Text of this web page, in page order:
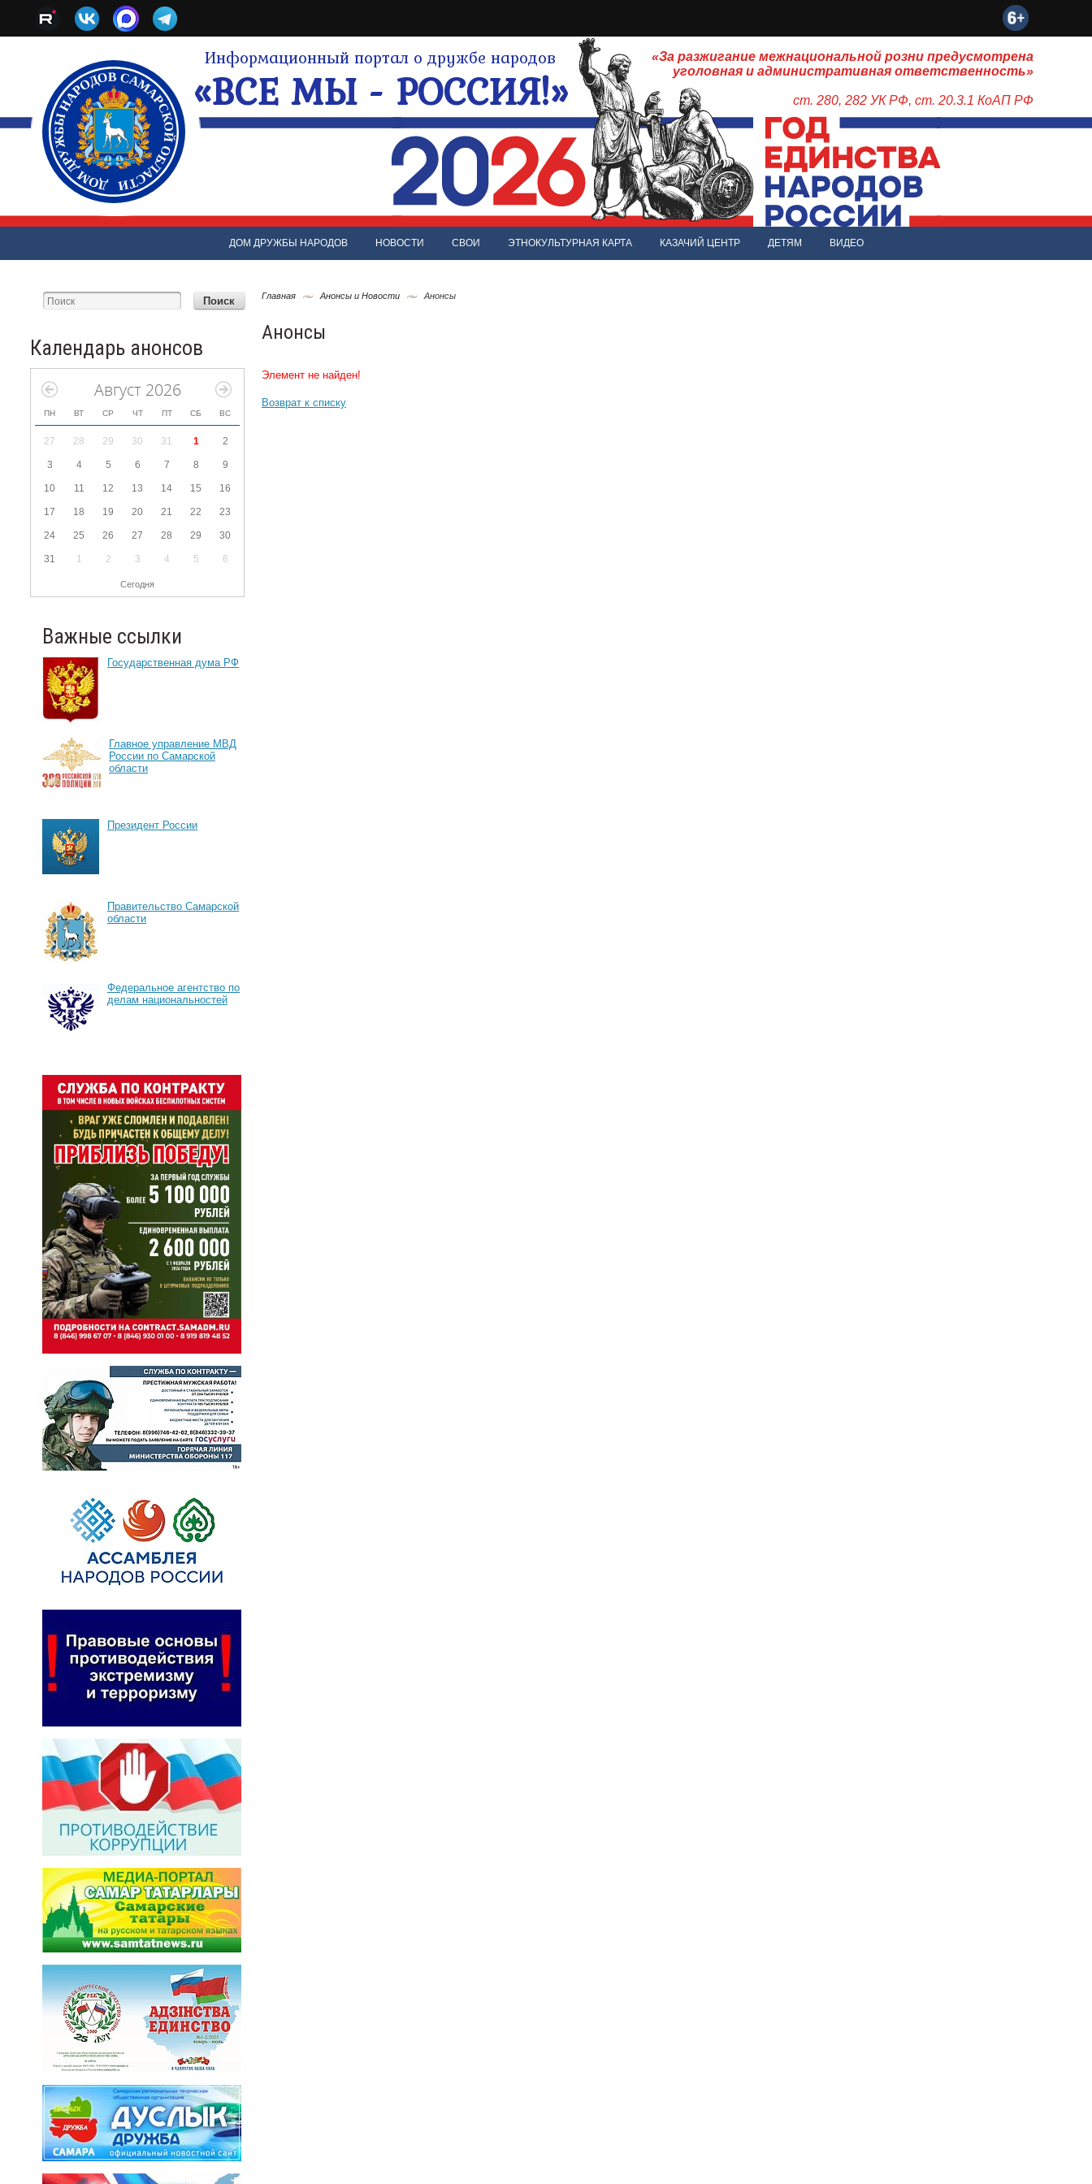
Информационный портал о дружбе народов
«ВСЕ МЫ - РОССИЯ!»
«За разжигание межнациональной розни предусмотрена
уголовная и административная ответственность»
ст. 280, 282 УК РФ, ст. 20.3.1 КоАП РФ
ДОМ ДРУЖБЫ НАРОДОВ НОВОСТИ СВОИ ЭТНОКУЛЬТУРНАЯ КАРТА КАЗАЧИЙ ЦЕНТР ДЕТЯМ ВИДЕО
Календарь анонсов
Август 2026
ПН ВТ СР ЧТ ПТ СБ ВС
27 28 29 30 31 1 2
3 4 5 6 7 8 9
10 11 12 13 14 15 16
17 18 19 20 21 22 23
24 25 26 27 28 29 30
31 1 2 3 4 5 6
Сегодня
Важные ссылки
Государственная дума РФ
Главное управление МВД
России по Самарской
области
Президент России
Правительство Самарской
области
Федеральное агентство по
делам национальностей
Главная Анонсы и Новости Анонсы
Анонсы
Элемент не найден!
Возврат к списку